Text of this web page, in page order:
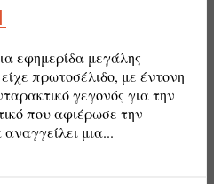
εφημερίδα μεγάλης
πρωτοσέλιδο, με έντονη
γεγονός για την
που αφιέρωσε την
μια...